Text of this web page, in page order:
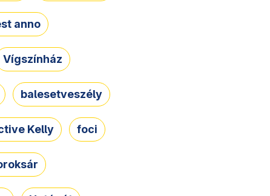
anno
Vígszínház
balesetveszély
Kelly foci